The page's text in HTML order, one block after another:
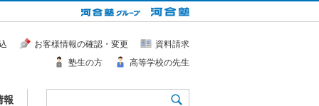
報
お客様情報の確認・変更
資料請求
塾生の方
高等学校の先生